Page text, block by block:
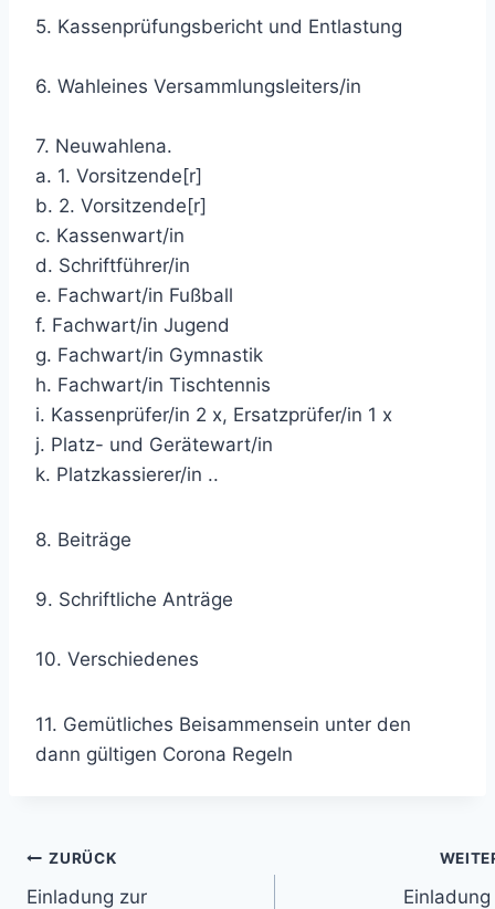
5. Kassenprüfungsbericht und Entlastung
6. Wahleines Versammlungsleiters/in
7. Neuwahlena.
a. 1. Vorsitzende[r]
b. 2. Vorsitzende[r]
c. Kassenwart/in
d. Schriftführer/in
e. Fachwart/in Fußball
f. Fachwart/in Jugend
g. Fachwart/in Gymnastik
h. Fachwart/in Tischtennis
i. Kassenprüfer/in 2 x, Ersatzprüfer/in 1 x
j. Platz- und Gerätewart/in
k. Platzkassierer/in ..
8. Beiträge
9. Schriftliche Anträge
10. Verschiedenes
11. Gemütliches Beisammensein unter den
dann gültigen Corona Regeln
Beitragsnavigation
ZURÜCK
Einladung zur